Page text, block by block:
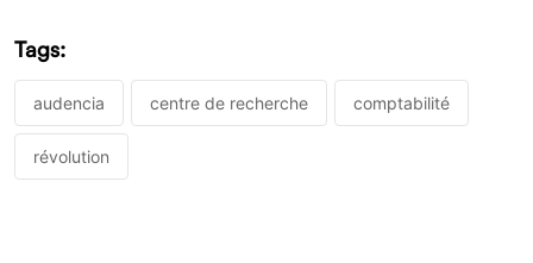
Tags:
audencia centre de recherche comptabilité
révolution